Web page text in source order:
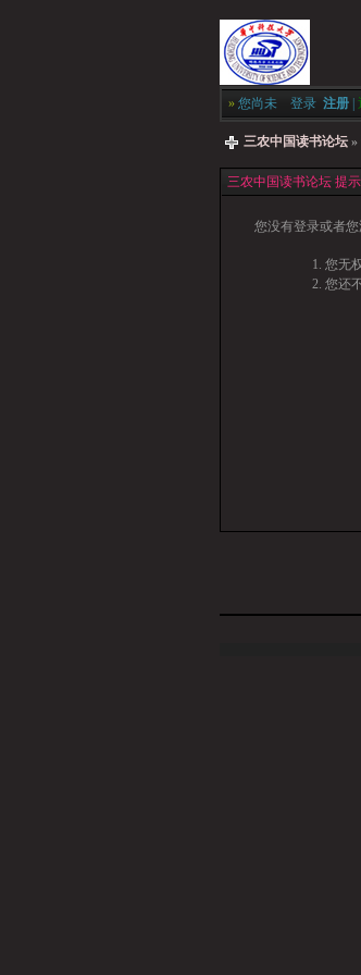
» 您尚未 登录 注册
三农中国读书论坛 »
三农中国读书论坛 提
您没有登录或者
您无
您还